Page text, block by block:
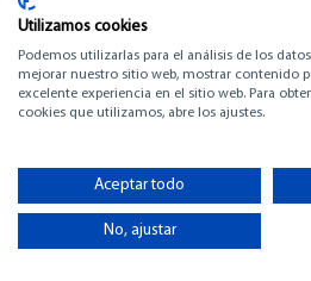
BENETEAU
12
-
Utilizamos cookies
Podemos utilizarlas para el análisis de los
mejorar nuestro sitio web, mostrar contenido
excelente experiencia en el sitio web. Para
cookies que utilizamos, abre los ajustes.
Aceptar todo
No, ajustar